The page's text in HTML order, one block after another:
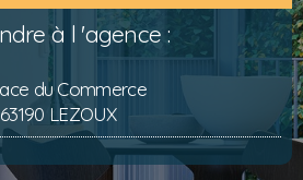
à l 'agence :
du Commerce
63190 LEZOUX